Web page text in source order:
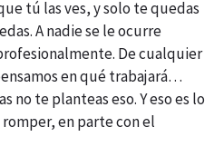
tú las ves, y solo te quedas
A nadie se le ocurre
De cualquier
en qué trabajará…
no te planteas eso. Y eso es lo
en parte con el